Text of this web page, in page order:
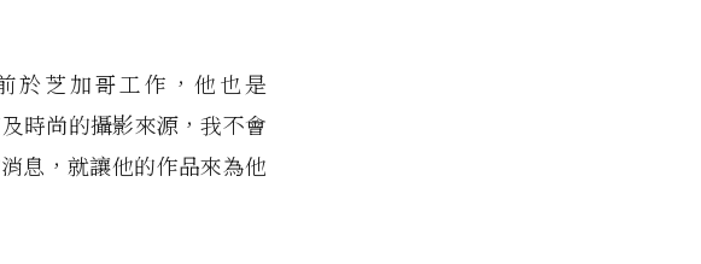
於芝加哥工作，他也是
時尚的攝影來源，我不會
息，就讓他的作品來為他